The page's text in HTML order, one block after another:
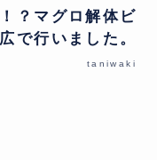
？マグロ解体ビ
で行いました。
taniwaki